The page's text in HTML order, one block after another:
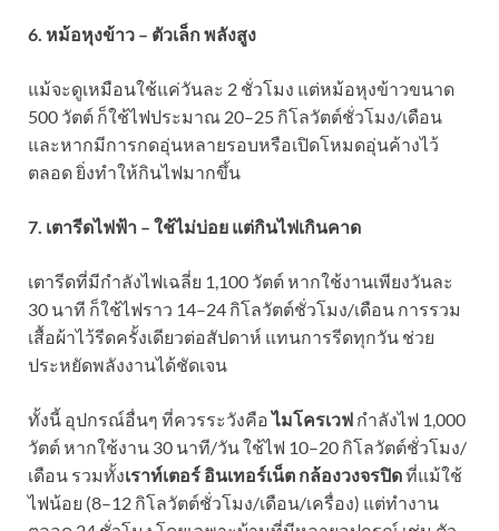
6. หม้อหุงข้าว – ตัวเล็ก พลังสูง
แม้จะดูเหมือนใช้แค่วันละ 2 ชั่วโมง แต่หม้อหุงข้าวขนาด
500 วัตต์ ก็ใช้ไฟประมาณ 20–25 กิโลวัตต์ชั่วโมง/เดือน
และหากมีการกดอุ่นหลายรอบหรือเปิดโหมดอุ่นค้างไว้
ตลอด ยิ่งทำให้กินไฟมากขึ้น
7. เตารีดไฟฟ้า – ใช้ไม่บ่อย แต่กินไฟเกินคาด
เตารีดที่มีกำลังไฟเฉลี่ย 1,100 วัตต์ หากใช้งานเพียงวันละ
30 นาที ก็ใช้ไฟราว 14–24 กิโลวัตต์ชั่วโมง/เดือน การรวม
เสื้อผ้าไว้รีดครั้งเดียวต่อสัปดาห์ แทนการรีดทุกวัน ช่วย
ประหยัดพลังงานได้ชัดเจน
ทั้งนี้ อุปกรณ์อื่นๆ ที่ควรระวังคือไมโครเวฟ กำลังไฟ 1,000
วัตต์ หากใช้งาน 30 นาที/วัน ใช้ไฟ 10–20 กิโลวัตต์ชั่วโมง/
เดือน รวมทั้งเราท์เตอร์ อินเทอร์เน็ต กล้องวงจรปิดที่แม้ใช้
ไฟน้อย (8–12 กิโลวัตต์ชั่วโมง/เดือน/เครื่อง) แต่ทำงาน